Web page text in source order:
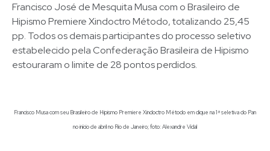
Francisco José de Mesquita Musa com o Brasileiro de
Hipismo Premiere Xindoctro Método, totalizando 25,45
pp. Todos os demais participantes do processo seletivo
estabelecido pela Confederação Brasileira de Hipismo
estouraram o limite de 28 pontos perdidos.
Francisco Musa com seu Brasileiro de Hipismo Premiere Xindoctro Método em clique na 1ª seletiva do Pan
no início de abril no Rio de Janeiro; foto: Alexandre Vidal